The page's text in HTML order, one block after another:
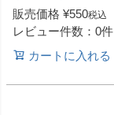
販売価格 ¥550税込
レビュー件数：0件
カートに入れる